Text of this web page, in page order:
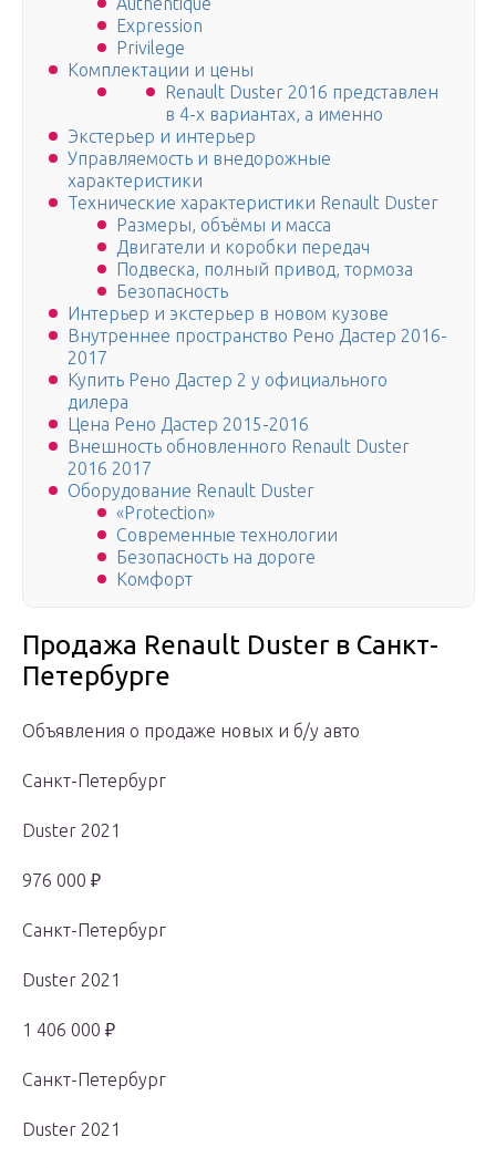
Expression
Privilege
Комплектации и цены
Renault Duster 2016 представлен
в 4-х вариантах, а именно
Экстерьер и интерьер
Управляемость и внедорожные
характеристики
Технические характеристики Renault Duster
Размеры, объёмы и масса
Двигатели и коробки передач
Подвеска, полный привод, тормоза
Безопасность
Интерьер и экстерьер в новом кузове
Внутреннее пространство Рено Дастер 2016-
2017
Купить Рено Дастер 2 у официального
дилера
Цена Рено Дастер 2015-2016
Внешность обновленного Renault Duster
2016 2017
Оборудование Renault Duster
«Protection»
Современные технологии
Безопасность на дороге
Комфорт
Продажа Renault Duster в Санкт-
Петербурге
Объявления о продаже новых и б/у авто
Санкт-Петербург
Duster 2021
976 000 ₽
Санкт-Петербург
Duster 2021
1 406 000 ₽
Санкт-Петербург
Duster 2021